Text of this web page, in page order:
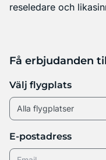
reseledare och
Få erbjudanden
Välj flygplats
E-postadress